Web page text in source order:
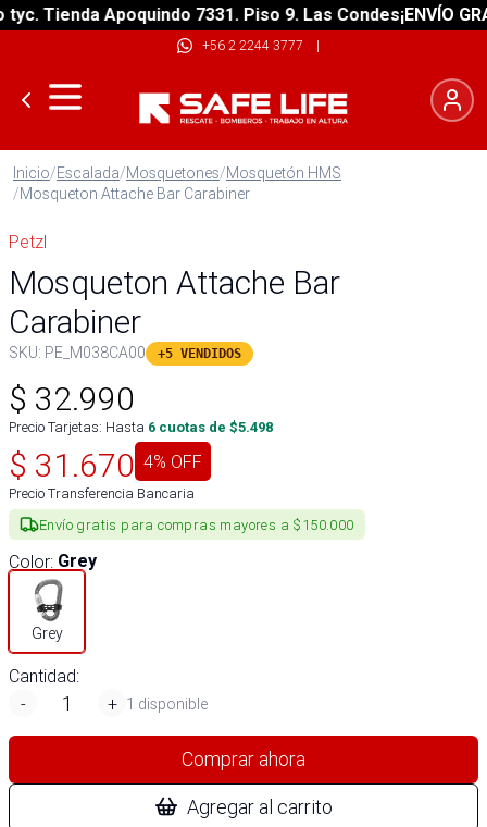
Tienda Apoquindo 7331. Piso 9. Las Condes¡ENVÍO
+56 2 2244 3777 |
Inicio/Escalada/Mosquetones/Mosquetón HMS
/Mosqueton Attache Bar Carabiner
Petzl
Mosqueton Attache Bar
Carabiner
SKU: PE_M038CA00 +5 VENDIDOS
$ 32.990
Precio Tarjetas: Hasta 6 cuotas de $5.498
$ 31.670 4% OFF
Precio Transferencia Bancaria
Envío gratis para compras mayores a $150.000
Color: Grey
Grey
Cantidad:
-
+ 1 disponible
Comprar ahora
Agregar al carrito